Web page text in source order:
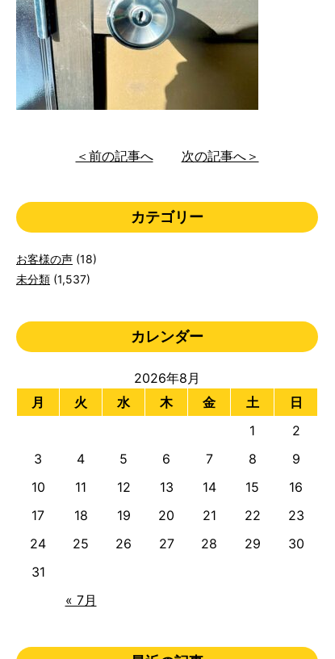
＜前の記事へ 次の記事へ＞
カテゴリー
お客様の声 (18)
未分類 (1,537)
カレンダー
2026年8月
月
火 水 木 金 土 日
« 7月
1
2
3
4 5 6 7 8
9
10
11 12 13 14 15
16
17
18 19 20 21 22
23
24
25 26 27 28 29
30
31